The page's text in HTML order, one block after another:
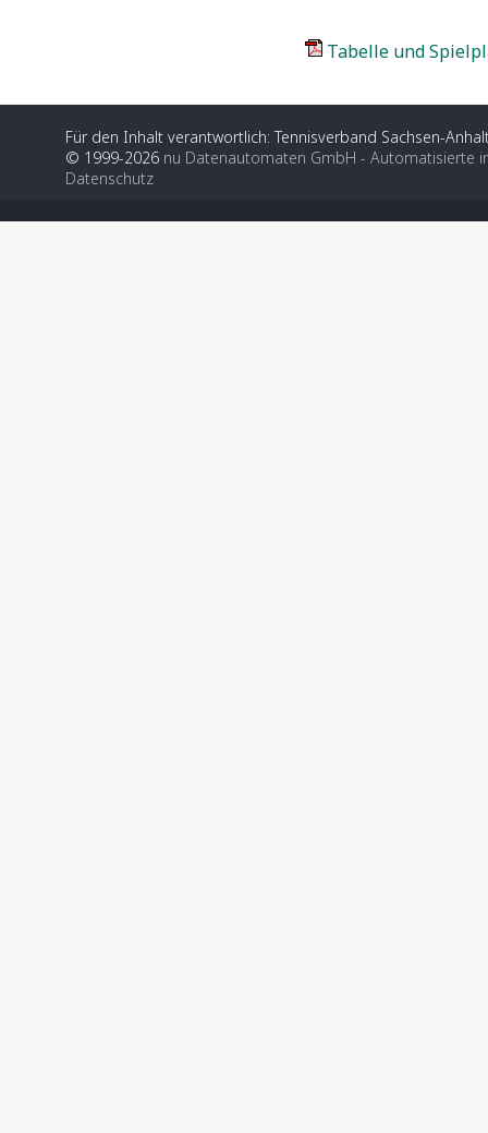
Tabelle und
Für den Inhalt verantwortlich: Tennisverband Sachsen-
© 1999-2026 nu Datenautomaten GmbH - Automatisierte
Datenschutz